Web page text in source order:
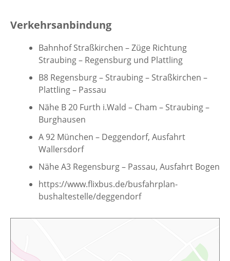
Verkehrsanbindung
Bahnhof Straßkirchen – Züge Richtung
Straubing – Regensburg und Plattling
B8 Regensburg – Straubing – Straßkirchen –
Plattling – Passau
Nähe B 20 Furth i.Wald – Cham – Straubing –
Burghausen
A 92 München – Deggendorf, Ausfahrt
Wallersdorf
Nähe A3 Regensburg – Passau, Ausfahrt Bogen
https://www.flixbus.de/busfahrplan-
bushaltestelle/deggendorf